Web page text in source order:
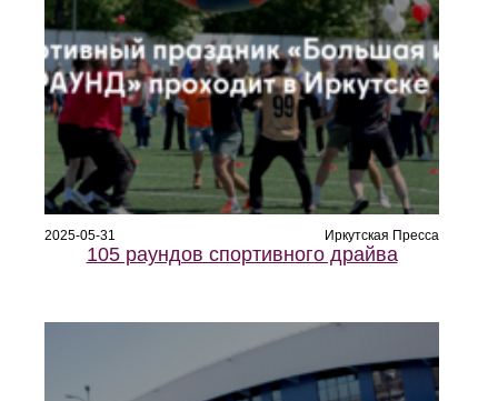
2025-05-31 Иркутская Пресса
105 раундов спортивного драйва